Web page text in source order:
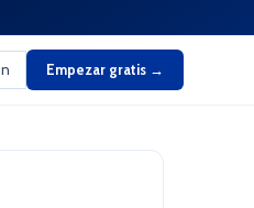
Empezar gratis →